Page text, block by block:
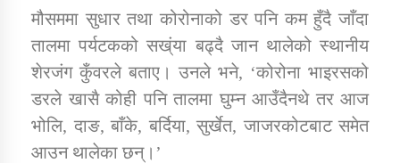
कर्णाली प्रविधि शिक्षालय जुम्लाको सुचना
सामाजिक बिकास कार्यालय जुम्लाकाे सुचना
मौसममा सुधार तथा कोरोनाको डर पनि कम हुँदै जाँदा
तालमा पर्यटकको सख्ंया बढ्दै जान थालेको स्थानीय
शेरजंग कुँवरले बताए। उनले भने, ‘कोरोना भाइरसको
डरले खासै कोही पनि तालमा घुम्न आउँदैनथे तर आज
भोलि, दाङ, बाँके, बर्दिया, सुर्खेत, जाजरकोटबाट समेत
आउन थालेका छन्।’